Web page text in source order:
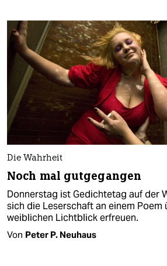
Die Wahrheit
Noch mal gutgegangen
Donnerstag ist Gedichtetag auf der
sich die Leserschaft an einem Poem
weiblichen Lichtblick erfreuen.
Von Peter P. Neuhaus